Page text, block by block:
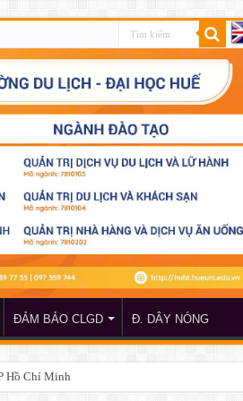
ĐẢM BẢO CLGD Đ. DÂY NÓNG
Hồ Chí Minh